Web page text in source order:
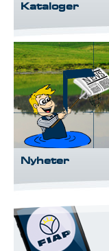
Kataloger
Nyheter